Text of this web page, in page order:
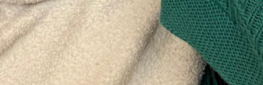
00:00 02:00:19